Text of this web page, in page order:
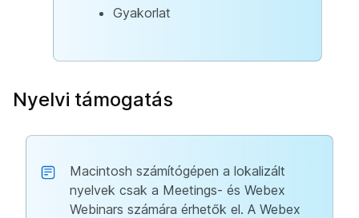
Gyakorlat
Nyelvi támogatás
Macintosh számítógépen a lokalizált
nyelvek csak a Meetings- és Webex
Webinars számára érhetők el. A Webex